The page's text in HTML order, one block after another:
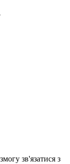
зв'язатися з